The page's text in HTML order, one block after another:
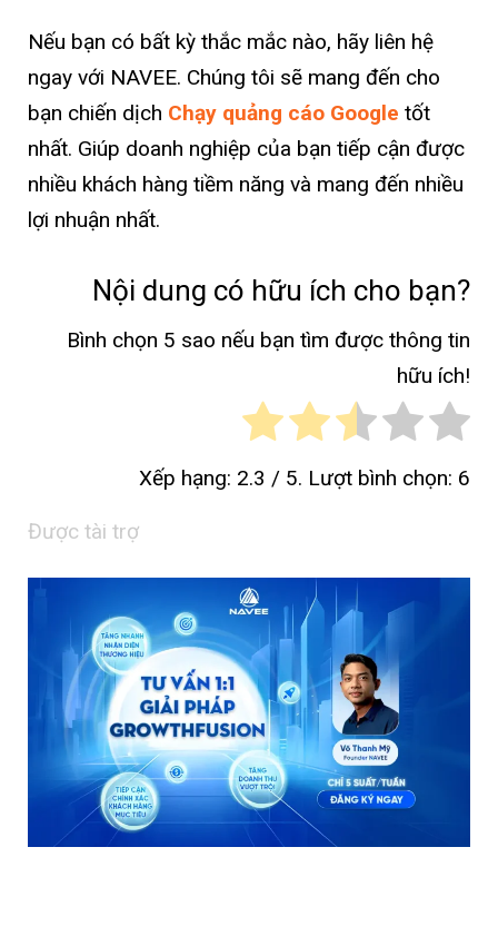
Nếu bạn có bất kỳ thắc mắc nào, hãy liên hệ
ngay với NAVEE. Chúng tôi sẽ mang đến cho
bạn chiến dịch Chạy quảng cáo Google tốt
nhất. Giúp doanh nghiệp của bạn tiếp cận được
nhiều khách hàng tiềm năng và mang đến nhiều
lợi nhuận nhất.
Nội dung có hữu ích cho bạn?
Bình chọn 5 sao nếu bạn tìm được thông tin
hữu ích!
Xếp hạng: 2.3 / 5. Lượt bình chọn: 6
Được tài trợ